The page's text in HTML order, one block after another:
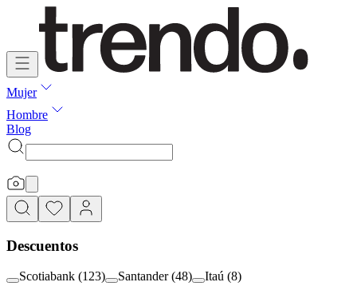
Mujer
Hombre
Blog
Descuentos
Scotiabank (123) Santander (48) Itaú (8)